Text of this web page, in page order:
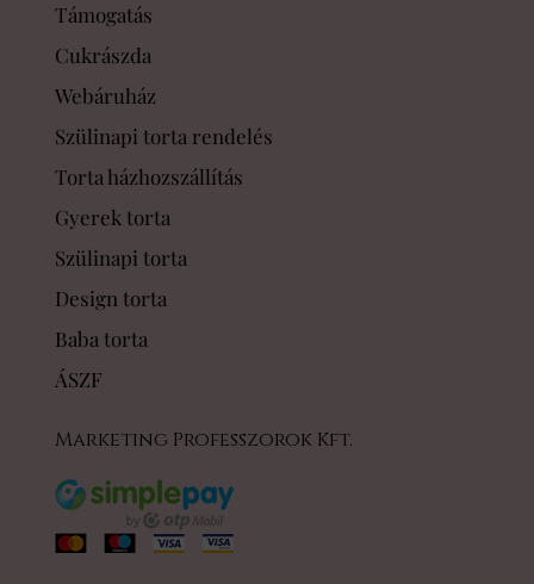
Támogatás
Cukrászda
Webáruház
Szülinapi torta rendelés
Torta házhozszállítás
Gyerek torta
Szülinapi torta
Design torta
Baba torta
ÁSZF
Marketing Professzorok Kft.